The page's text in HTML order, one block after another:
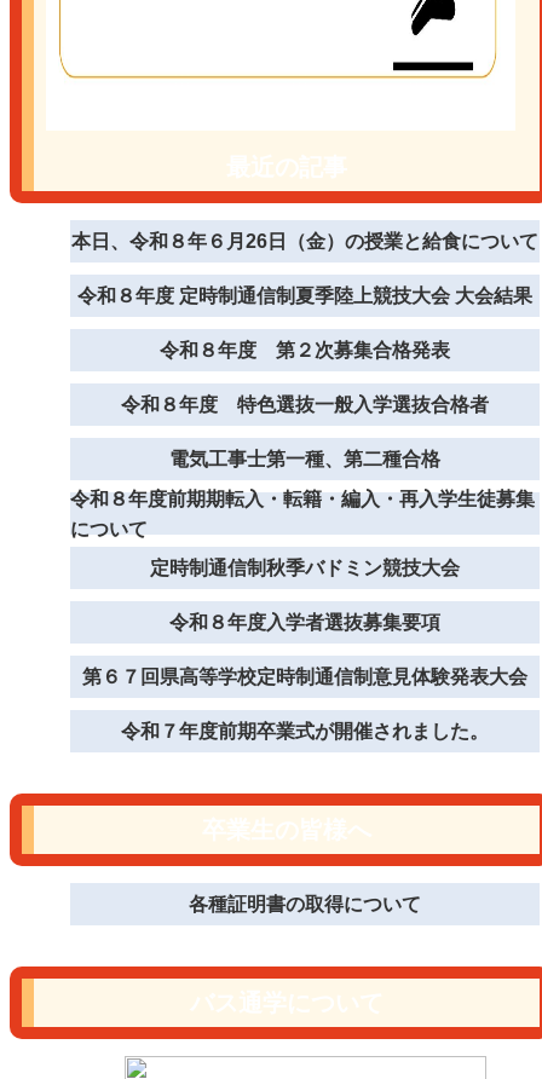
本日、令和８年６月26日（金）の授業と給食について
令和８年度 定時制通信制夏季陸上競技大会 大会結果
令和８年度 第２次募集合格発表
令和８年度 特色選抜一般入学選抜合格者
電気工事士第一種、第二種合格
令和８年度前期期転入・転籍・編入・再入学生徒募集
について
定時制通信制秋季バドミン競技大会
令和８年度入学者選抜募集要項
第６７回県高等学校定時制通信制意見体験発表大会
令和７年度前期卒業式が開催されました。
各種証明書の取得について